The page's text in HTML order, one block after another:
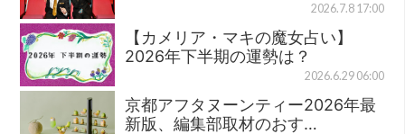
2026.7.8 17:00
【カメリア・マキの魔女占い】
2026年下半期の運勢は？
2026.6.29 06:00
京都アフタヌーンティー2026年最
新版、編集部取材のおす…